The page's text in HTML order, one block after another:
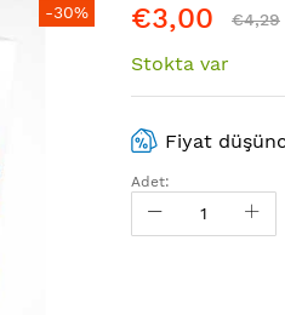
-30% €3,00 €4,29
Stokta var
Fiyat
Adet: